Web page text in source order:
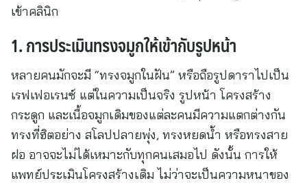
เข้าคลินิก
1. การประเมินทรงจมูกให้เข้ากับรูปหน้า
หลายคนมักจะมี “ทรงจมูกในฝัน” หรือถือรูปดาราไปเป็น
เรฟเฟอเรนซ์ แต่ในความเป็นจริง รูปหน้า โครงสร้าง
กระดูก และเนื้อจมูกเดิมของแต่ละคนมีความแตกต่างกัน
ทรงที่ฮิตอย่าง สโลปปลายพุ่ง, ทรงหยดน้ำ หรือทรงสาย
ฝอ อาจจะไม่ได้เหมาะกับทุกคนเสมอไป ดังนั้น การให้
แพทย์ประเมินโครงสร้างเดิม ไม่ว่าจะเป็นความหนาของ